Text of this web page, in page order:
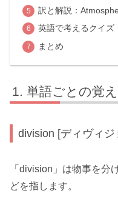
訳と解説：
英語で考えるクイズ
まとめ
単語ごとの覚
division [ディヴィジ
「division」は物事を分
どを指します。